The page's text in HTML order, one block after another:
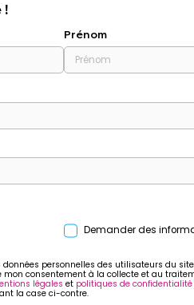
!
Prénom
Demander des
personnelles des utilisateurs du
consentement à la collecte et au
légales et politiques de confidentialité
la case ci-contre.